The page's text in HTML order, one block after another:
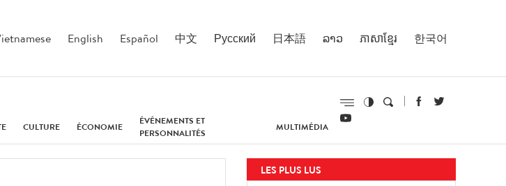
English Español 中文 Русский 日本語 ລາວ ភាសាខ្មែរ 한국어
CULTURE ÉCONOMIE
ÉVÉNEMENTS ET
PERSONNALITÉS
MULTIMÉDIA
LES PLUS LUS